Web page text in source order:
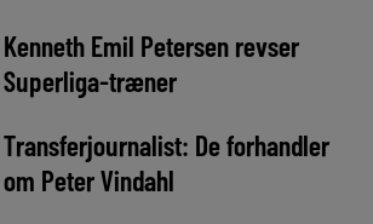
Kenneth Emil Petersen revser
Superliga-træner
Transferjournalist: De forhandler
om Peter Vindahl